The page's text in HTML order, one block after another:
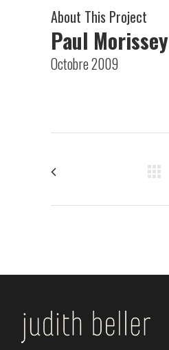
About This Project
Paul Morissey
Octobre 2009